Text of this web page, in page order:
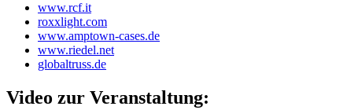
www.rcf.it
roxxlight.com
www.amptown-cases.de
www.riedel.net
globaltruss.de
Video zur Veranstaltung: